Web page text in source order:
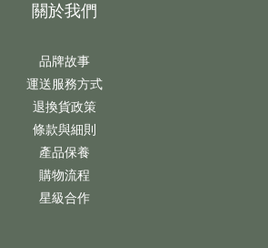
關於我們
品牌故事
運送服務方式
退換貨政策
條款與細則
產品保養
購物流程
星級合作